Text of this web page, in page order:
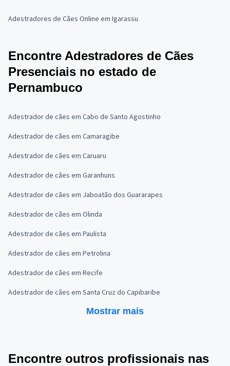
Adestradores de Cães Online em Igarassu
Encontre Adestradores de Cães
Presenciais no estado de
Pernambuco
Adestrador de cães em Cabo de Santo Agostinho
Adestrador de cães em Camaragibe
Adestrador de cães em Caruaru
Adestrador de cães em Garanhuns
Adestrador de cães em Jaboatão dos Guararapes
Adestrador de cães em Olinda
Adestrador de cães em Paulista
Adestrador de cães em Petrolina
Adestrador de cães em Recife
Adestrador de cães em Santa Cruz do Capibaribe
Mostrar mais
Encontre outros profissionais nas